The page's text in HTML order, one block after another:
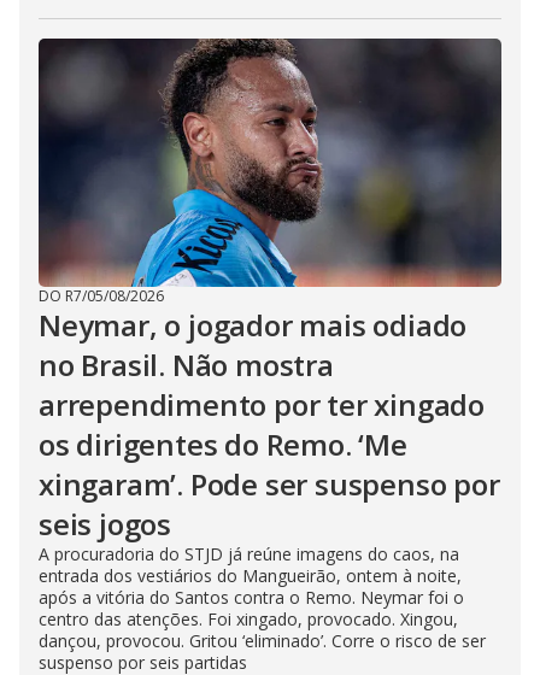
DO R7/05/08/2026
Neymar, o jogador mais odiado
no Brasil. Não mostra
arrependimento por ter xingado
os dirigentes do Remo. ‘Me
xingaram’. Pode ser suspenso por
seis jogos
A procuradoria do STJD já reúne imagens do caos, na
entrada dos vestiários do Mangueirão, ontem à noite,
após a vitória do Santos contra o Remo. Neymar foi o
centro das atenções. Foi xingado, provocado. Xingou,
dançou, provocou. Gritou ‘eliminado’. Corre o risco de ser
suspenso por seis partidas